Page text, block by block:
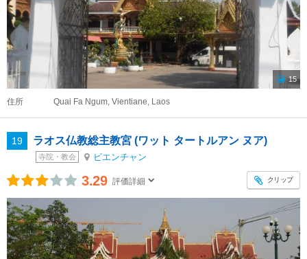
15
住所 Quai Fa Ngum, Vientiane, Laos
19 ラオス仏教総主教宮 (ワット タートルアン ヌア)
寺院・教会 ビエンチャン
3.29 評価詳細 クリップ